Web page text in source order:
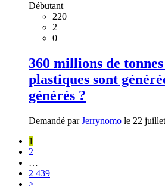
Débutant
220
2
0
360 millions de
plastiques sont
générés ?
Demandé parJerrynomo le 22
1
2
…
2 439